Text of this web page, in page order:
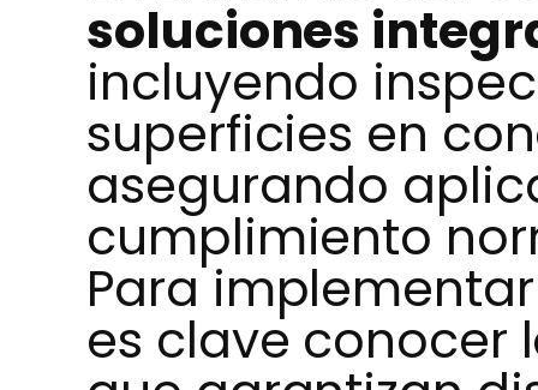
soluciones
incluyendo
superficies en
asegurando
cumplimiento
Para
es clave conocer